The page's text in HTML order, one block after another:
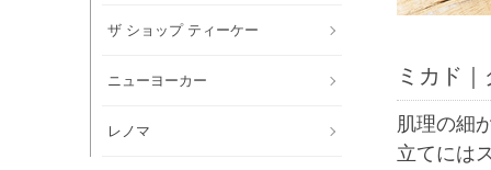
ザ ショップ ティーケー
ニューヨーカー
レノマ
ミカド
肌理の細
立てには